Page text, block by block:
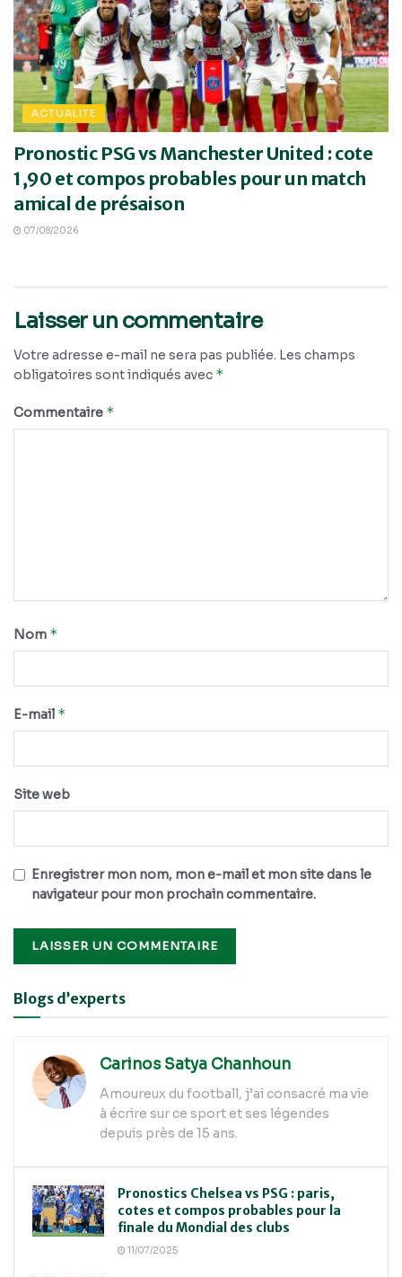
ACTUALITE
Pronostic PSG vs Manchester United : cote
1,90 et compos probables pour un match
amical de présaison
07/08/2026
Laisser un commentaire
Votre adresse e-mail ne sera pas publiée. Les champs
obligatoires sont indiqués avec *
Commentaire *
Nom *
E-mail *
Site web
Enregistrer mon nom, mon e-mail et mon site dans le
navigateur pour mon prochain commentaire.
Alternative:
Blogs d’experts
Carinos Satya Chanhoun
Amoureux du football, j’ai consacré ma vie
à écrire sur ce sport et ses légendes
depuis près de 15 ans.
Pronostics Chelsea vs PSG : paris,
cotes et compos probables pour la
finale du Mondial des clubs
11/07/2025